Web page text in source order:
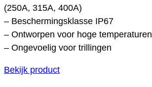
(250A, 315A, 400A)
– Beschermingsklasse IP67
– Ontworpen voor hoge temperaturen
– Ongevoelig voor trillingen
Bekijk product